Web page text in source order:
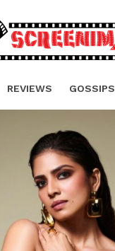
REVIEWS GOSSIPS